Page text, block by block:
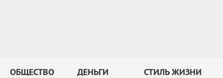
ОБЩЕСТВО ДЕНЬГИ СТИЛЬ ЖИЗНИ